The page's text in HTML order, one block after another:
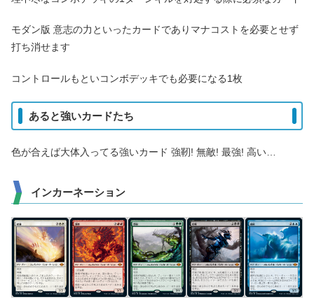
モダン版 意志の力といったカードでありマナコストを必要とせず
打ち消せます
コントロールもといコンボデッキでも必要になる1枚
あると強いカードたち
色が合えば大体入ってる強いカード 強靭! 無敵! 最強! 高い…
インカーネーション